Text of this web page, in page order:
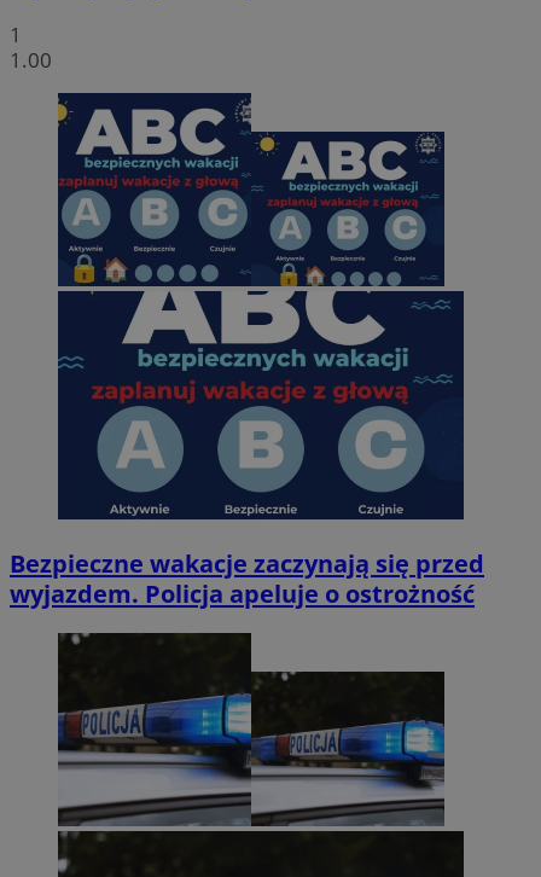
1
1.00
Bezpieczne wakacje zaczynają się przed
wyjazdem. Policja apeluje o ostrożność